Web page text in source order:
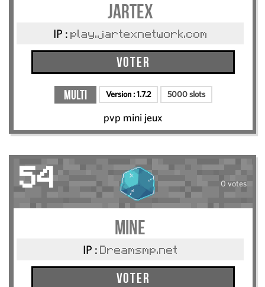
jartex
IP : play.jartexnetwork.com
Voter
Multi Version :1.7.2 5000 slots
pvp mini jeux
54 0 votes
Mine
IP : Dreamsmp.net
Voter